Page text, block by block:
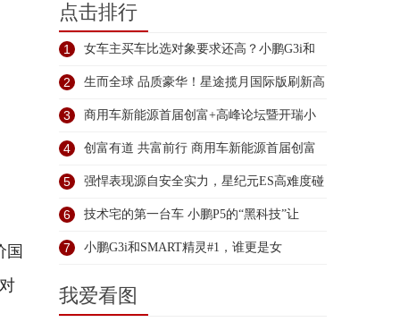
国
点击排行
1 女车主买车比选对象要求还高？小鹏G3i和
2 生而全球 品质豪华！星途揽月国际版刷新高
3 商用车新能源首届创富+高峰论坛暨开瑞小
象
4 创富有道 共富前行 商用车新能源首届创富
5 强悍表现源自安全实力，星纪元ES高难度碰
6 技术宅的第一台车 小鹏P5的“黑科技”让
7 小鹏G3i和SMART精灵#1，谁更是女
我爱看图